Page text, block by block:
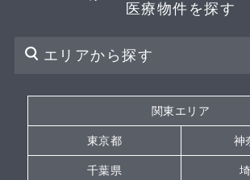
医療物件を探す
エリアから探す
関東エリア
東京都 神
千葉県